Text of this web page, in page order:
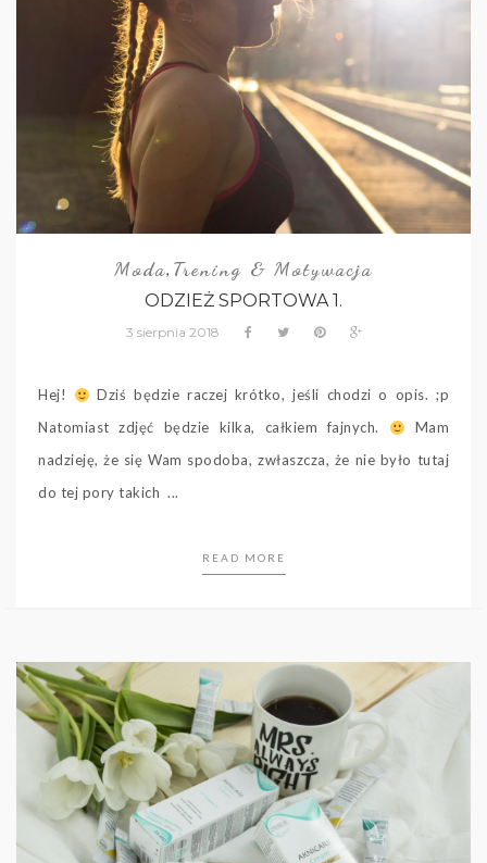
Moda, Trening & Motywacja
ODZIEŻ SPORTOWA 1.
3 sierpnia 2018
Hej!
Dziś będzie raczej krótko, jeśli chodzi o opis. ;p
Natomiast zdjęć będzie kilka, całkiem fajnych.
Mam
nadzieję, że się Wam spodoba, zwłaszcza, że nie było tutaj
do tej pory takich ...
READ MORE